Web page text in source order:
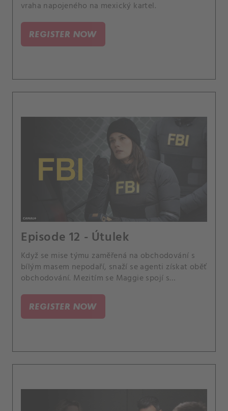
vraha napojeného na mexický kartel.
REGISTER NOW
Episode 12 - Útulek
Když se mise týmu zaměřená na obchodování s
bílým masem nepodaří, snaží se agenti získat oběť
obchodování. Mezitím se Maggie spojí s
než bude vyhnána z města nebo ještě hůř.
REGISTER NOW